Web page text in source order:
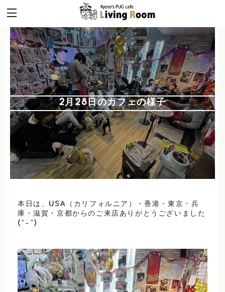
2月28日のカフェの様子
本日は、USA（カリフォルニア）・香港・東京・兵
庫・滋賀・京都からのご来店ありがとうございました
(^-^)